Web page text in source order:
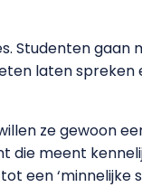
Studenten
laten spreken
ze gewoon
meent
een